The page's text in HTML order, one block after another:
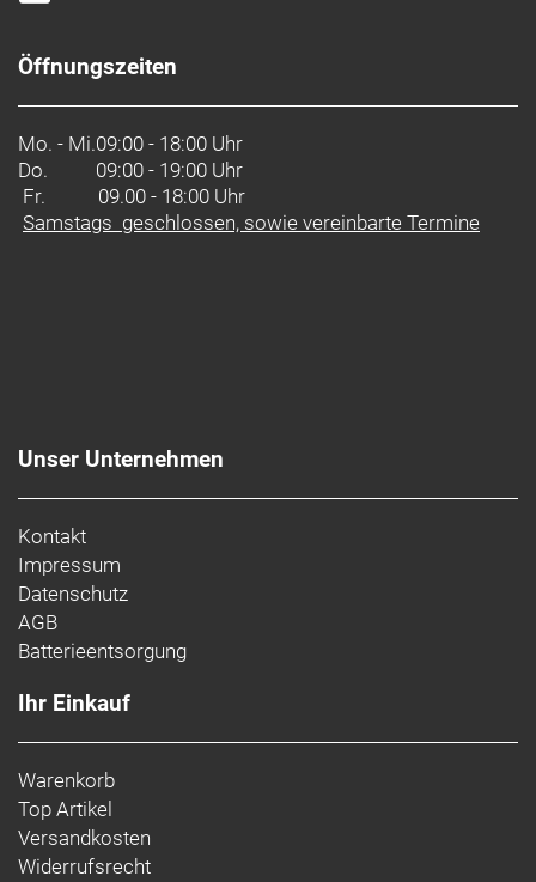
Öffnungszeiten
Mo. - Mi.09:00 - 18:00 Uhr
Do.
09:00 - 19:00 Uhr
Fr. 09.00 - 18:00 Uhr
Samstags geschlossen, sowie vereinbarte Termine
Unser Unternehmen
Kontakt
Impressum
Datenschutz
AGB
Batterieentsorgung
Ihr Einkauf
Warenkorb
Top Artikel
Versandkosten
Widerrufsrecht